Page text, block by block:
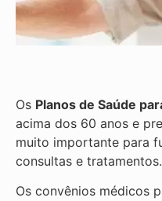
Os Planos de Saúde
acima dos 60 anos e
muito importante para
consultas e tratamentos.
Os convênios médicos